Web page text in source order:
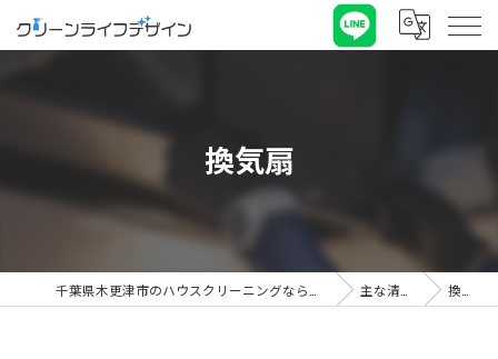
換気扇
主な清掃箇所 換気扇